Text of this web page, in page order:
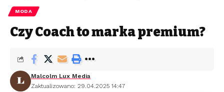
MODA
Czy Coach to marka premium?
Zaktualizowano: 29.04.2025 14:47
Malcolm Lux Media